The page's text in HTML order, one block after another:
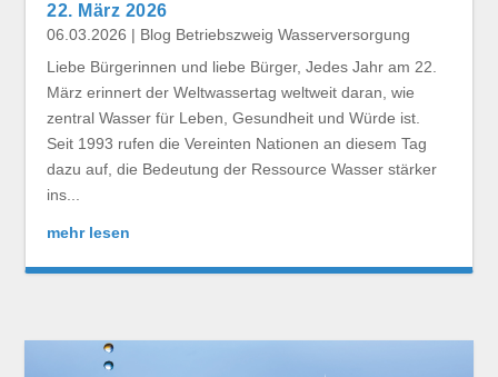
22. März 2026
06.03.2026 | Blog Betriebszweig Wasserversorgung
Liebe Bürgerinnen und liebe Bürger, Jedes Jahr am 22.
März erinnert der Weltwassertag weltweit daran, wie
zentral Wasser für Leben, Gesundheit und Würde ist.
Seit 1993 rufen die Vereinten Nationen an diesem Tag
dazu auf, die Bedeutung der Ressource Wasser stärker
ins...
mehr lesen